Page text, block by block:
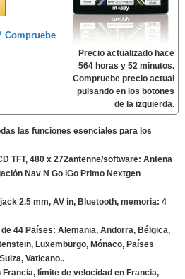
Compruebe
Precio actualizado hace
564 horas y 52 minutos.
Compruebe precio actual
pulsando en los botones
de la izquierda.
las funciones esenciales para los
TFT, 480 x 272antenne/software: Antena
Nav N Go iGo Primo Nextgen
2.5 mm, AV in, Bluetooth, memoria: 4
44 Países: Alemania, Andorra, Bélgica,
Luxemburgo, Mónaco, Países
Vaticano..
Francia, límite de velocidad en Francia,